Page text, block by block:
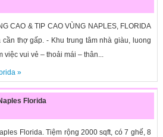
CAO & TIP CAO VÙNG NAPLES, FLORIDA
thợ gấp. - Khu trung tâm nhà giàu, luong
vui vẻ – thoải mái – thân...
»
Florida
Florida. Tiệm rộng 2000 sqft, có 7 ghế, 8